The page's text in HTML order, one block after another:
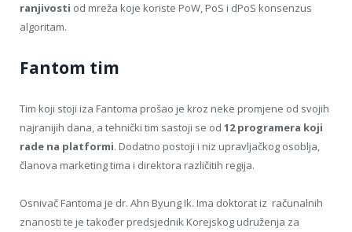
ranjivosti od mreža koje koriste PoW, PoS i dPoS konsenzus
algoritam.
Fantom tim
Tim koji stoji iza Fantoma prošao je kroz neke promjene od svojih
najranijih dana, a tehnički tim sastoji se od 12 programera koji
rade na platformi. Dodatno postoji i niz upravljačkog osoblja,
članova marketing tima i direktora različitih regija.
Osnivač Fantoma je dr. Ahn Byung Ik. Ima doktorat iz računalnih
znanosti te je također predsjednik Korejskog udruženja za